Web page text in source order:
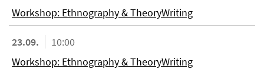
Workshop: Ethnography & TheoryWriting
23.09.
10:00
Workshop: Ethnography & TheoryWriting